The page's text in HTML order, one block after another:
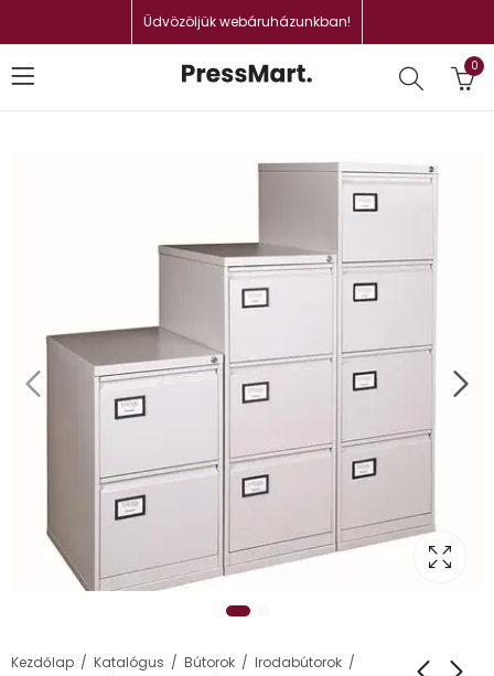
Üdvözöljük webáruházunkban!
0
Kezdőlap Katalógus Bútorok
Irodabútorok